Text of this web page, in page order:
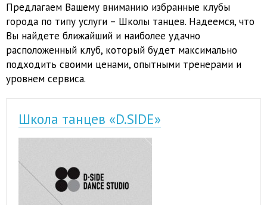
Предлагаем Вашему вниманию избранные клубы
города по типу услуги – Школы танцев. Надеемся, что
Вы найдете ближайший и наиболее удачно
расположенный клуб, который будет максимально
подходить своими ценами, опытными тренерами и
уровнем сервиса.
Школа танцев «D.SIDE»